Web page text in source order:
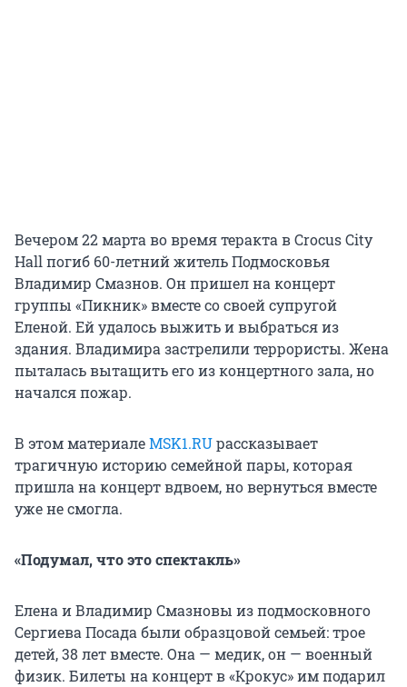
Вечером 22 марта во время теракта в Crocus City
Hall погиб 60-летний житель Подмосковья
Владимир Смазнов. Он пришел на концерт
группы «Пикник» вместе со своей супругой
Еленой. Ей удалось выжить и выбраться из
здания. Владимира застрелили террористы. Жена
пыталась вытащить его из концертного зала, но
начался пожар.
В этом материалеMSK1.RUрассказывает
трагичную историю семейной пары, которая
пришла на концерт вдвоем, но вернуться вместе
уже не смогла.
«Подумал, что это спектакль»
Елена и Владимир Смазновы из подмосковного
Сергиева Посада были образцовой семьей: трое
детей, 38 лет вместе. Она — медик, он — военный
физик. Билеты на концерт в «Крокус» им подарил